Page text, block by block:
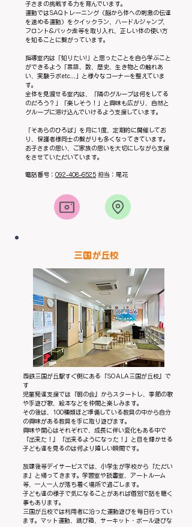
子さまの挑戦する力を育んでいます。
運動ではSAQトレーニング（脳から体への刺激の伝達
を速める運動）をクイックラン、ハードルジャンプ、
フロント&バック走等を取り入れ、正しい体の使い方
を知ることに繋がっています。
指導室内は「知りたい!」と思ったことを自ら学ぶこと
ができるよう「言語、数、歴史、生き物との触れあ
い、実験ラボetc...」と様々なコーナーを整えていま
す。
全体を見渡せる室内は、「隣のグループは何をしてる
のだろう？」「楽しそう！」と興味も広がり、自然と
グループに溶け込んでいけるよう支援しています。
「そあらのひろば」を月に1度、定期的に開催してお
り、保護者様同士の繋がりも多くなってきています。
お子さまの思い、ご家族の思いを大切にしながら支援
をさせていただいています。
電話番号： 092-408-6525 担当：尾花
​三国が丘校
西鉄三国が丘駅すぐ側にある『SOALA三国が丘校』で
す
児童発達支援では『朝の会』からスタートし、季節の歌
や手遊び歌、絵本などを仲間と楽しみます。
その後は、100種類ほど準備している教具の中から自分
の興味がある教具を手に取り遊びます。
興味や関心はそれぞれで、成長に伴い変化もある中で
『出来た！』『出来るようになった！』と目を輝かせる
子ども達を見るのは何より嬉しい瞬間です。
放課後等デイサービスでは、小学生が学校から『ただい
ま』と帰ってきます。学習室や読書室、アートルーム
等、一人一人が落ち着く場所で過ごします。
子ども達の様子で気になることがあれば個別で話を聴く
事もあります。
三国が丘校では利用者に沿った運動遊びを毎日行ってい
ます。マット運動、跳び箱、サーキット・ボール遊びな